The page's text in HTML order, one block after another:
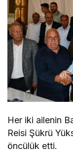
Her iki ailenin
Reisi Şükrü
öncülük etti.